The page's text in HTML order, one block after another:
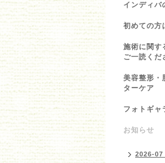
インディバ
初めての方
施術に関
ご一読くだ
美容整形・
ターケア
フォトギャ
お知らせ
2026-07